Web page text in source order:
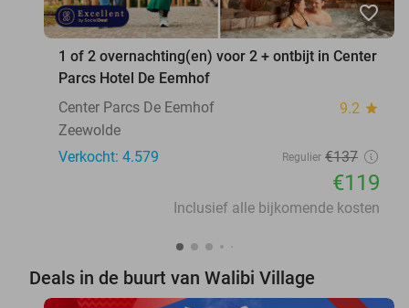
favorite_border
1 of 2 overnachting(en) voor 2 + ontbijt in Center
Parcs Hotel De Eemhof
Center Parcs De Eemhof
9.2 star
Zeewolde
Verkocht: 4.579
Regulier €137
€119
Inclusief alle bijkomende kosten
Deals in de buurt van Walibi Village